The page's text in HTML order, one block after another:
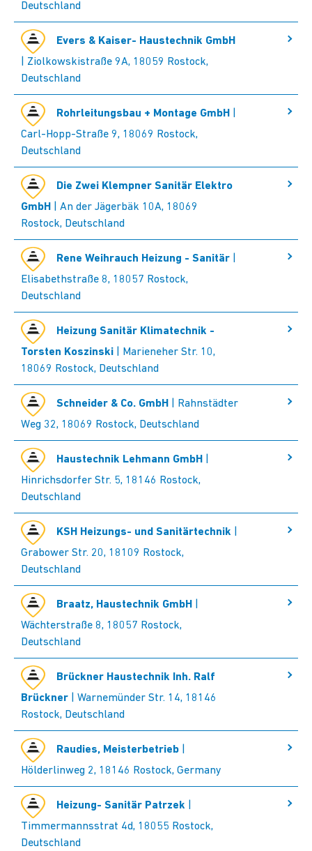
Deutschland
Evers & Kaiser- Haustechnik GmbH
| Ziolkowskistraße 9A, 18059 Rostock,
Deutschland
Rohrleitungsbau + Montage GmbH
Carl-Hopp-Straße 9, 18069 Rostock,
Deutschland
Die Zwei Klempner Sanitär Elektro
GmbH
| An der Jägerbäk 10A, 18069
Rostock, Deutschland
Rene Weihrauch Heizung - Sanitär
Elisabethstraße 8, 18057 Rostock,
Deutschland
Heizung Sanitär Klimatechnik -
Torsten Koszinski | Marieneher Str. 10,
18069 Rostock, Deutschland
Schneider & Co. GmbH | Rahnstädter
Weg 32, 18069 Rostock, Deutschland
Haustechnik Lehmann GmbH
Hinrichsdorfer Str. 5, 18146 Rostock,
Deutschland
KSH Heizungs- und Sanitärtechnik
Grabower Str. 20, 18109 Rostock,
Deutschland
Braatz, Haustechnik GmbH
Wächterstraße 8, 18057 Rostock,
Deutschland
Brückner Haustechnik Inh. Ralf
Brückner | Warnemünder Str. 14, 18146
Rostock, Deutschland
Raudies, Meisterbetrieb
Hölderlinweg 2, 18146 Rostock, Germany
Heizung- Sanitär Patrzek
Timmermannsstrat 4d, 18055 Rostock,
Deutschland